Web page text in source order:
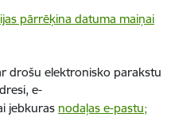
pārrēķina datuma maiņai
drošu elektronisko parakstu
e-
jebkuras nodaļas e-pastu;